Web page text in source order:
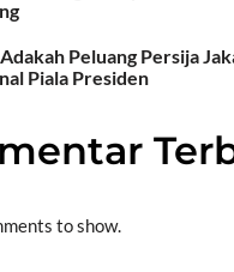
Peluang Persija
Piala Presiden
to show.